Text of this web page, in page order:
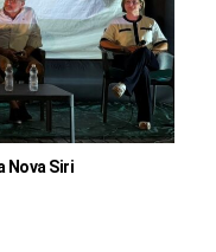
Nova Siri